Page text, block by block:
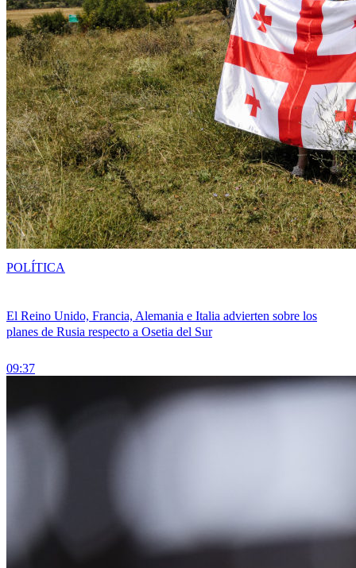
El Reino Unido, Francia, Alemania e Italia advierten sobre los
planes de Rusia respecto a Osetia del Sur
09:37
POLÍTICA